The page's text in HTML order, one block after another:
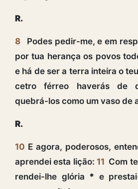
R.
8
Podes pedir-me, e em
por tua herança os povos
e há de ser a terra inteira o
cetro férreo haverás de
quebrá-los como um vaso de
R.
10 E agora, poderosos,
aprendei esta lição:11 Com
rendei-lhe glória * e